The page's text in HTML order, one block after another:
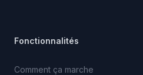
Fonctionnalités
Comment ça marche